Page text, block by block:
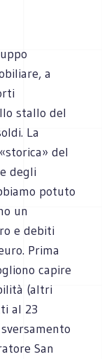
a
stallo del
La
del
degli
potuto
un
e debiti
Prima
capire
(altri
al 23
San